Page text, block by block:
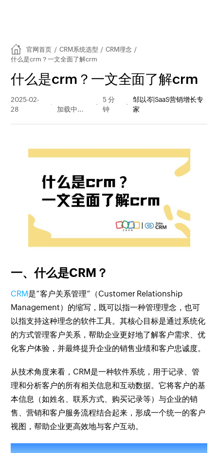
官网首页 / CRM系统选型 / CRM理念 /
什么是crm？一文全面了解crm
什么是crm？一文全面了解crm
2025-02-
28
量
5 分
钟
邹以岑|SaaS营销增长专
家
一、什么是CRM？
CRM是“客户关系管理”（Customer Relationship
Management）的缩写，既可以指一种管理理念，也可
以指支持这种理念的软件工具。其核心目标是通过系统化
的方式管理客户关系，帮助企业更好地了解客户需求、优
化客户体验，并最终提升企业的销售业绩和客户忠诚度。
从技术角度来看，CRM是一种软件系统，用于记录、管
理和分析客户的所有相关信息和互动数据。它将客户的基
本信息（如姓名、联系方式、购买记录等）与企业的销
售、营销和客户服务流程结合起来，形成一个统一的客户
视图，帮助企业更高效地与客户互动。